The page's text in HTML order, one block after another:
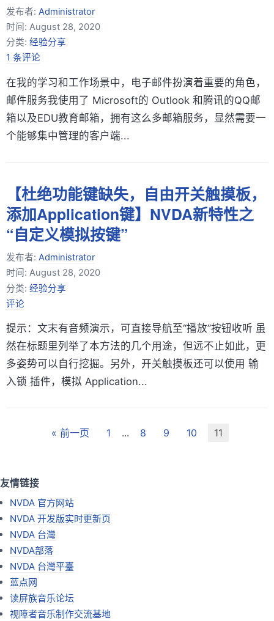
发布者: Administrator
时间: August 28, 2020
分类: 经验分享
1 条评论
在我的学习和工作场景中，电子邮件扮演着重要的角色，
邮件服务我使用了 Microsoft的 Outlook 和腾讯的QQ邮
箱以及EDU教育邮箱，拥有这么多邮箱服务，显然需要一
个能够集中管理的客户端...
【杜绝功能键缺失，自由开关触摸板，
添加Application键】NVDA新特性之
“自定义模拟按键”
发布者: Administrator
时间: August 28, 2020
分类: 经验分享
评论
提示：文末有音频演示，可直接导航至“播放”按钮收听 虽
然在标题里列举了本方法的几个用途，但远不止如此，更
多姿势可以自行挖掘。另外，开关触摸板还可以使用 输
入锁 插件，模拟 Application...
« 前一页 1 ... 8 9 10 11
友情链接
NVDA 官方网站
NVDA 开发版实时更新页
NVDA 台灣
NVDA部落
NVDA 台灣平臺
蓝点网
读屏族音乐论坛
视障者音乐制作交流基地